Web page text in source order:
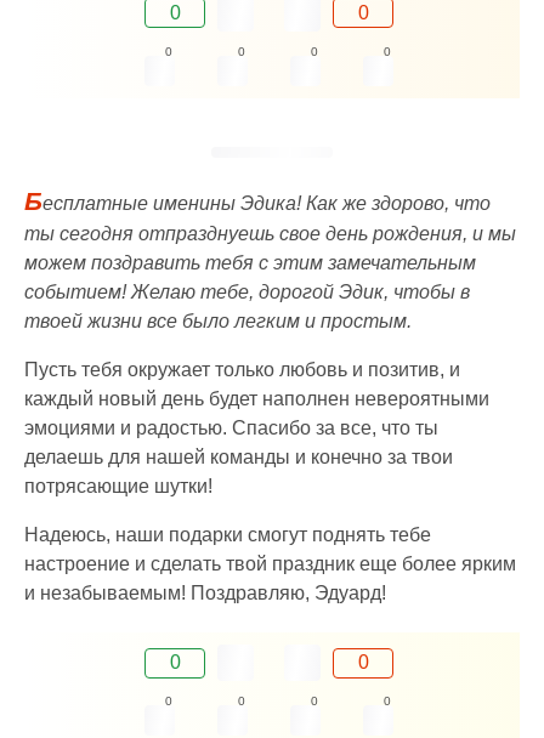
0 0
0 0 0 0
Бесплатные именины Эдика! Как же здорово, что
ты сегодня отпразднуешь свое день рождения, и мы
можем поздравить тебя с этим замечательным
событием! Желаю тебе, дорогой Эдик, чтобы в
твоей жизни все было легким и простым.
Пусть тебя окружает только любовь и позитив, и
каждый новый день будет наполнен невероятными
эмоциями и радостью. Спасибо за все, что ты
делаешь для нашей команды и конечно за твои
потрясающие шутки!
Надеюсь, наши подарки смогут поднять тебе
настроение и сделать твой праздник еще более ярким
и незабываемым! Поздравляю, Эдуард!
0 0
0 0 0 0